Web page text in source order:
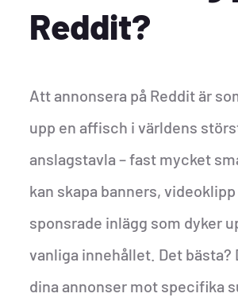
Reddit?
Att annonsera på Reddit är
upp en affisch i världens
anslagstavla – fast mycket
kan skapa banners,
sponsrade inlägg som dyker
vanliga innehållet. Det bästa?
dina annonser mot specifika